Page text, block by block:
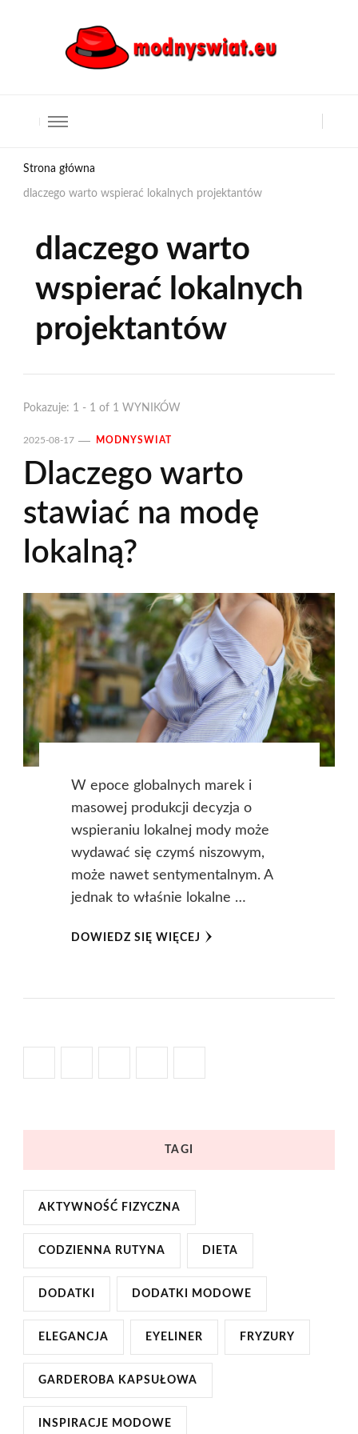
Strona główna
dlaczego warto wspierać lokalnych projektantów
dlaczego warto
wspierać lokalnych
projektantów
Pokazuje: 1 - 1 of 1 WYNIKÓW
2025-08-17 MODNYSWIAT
Dlaczego warto
stawiać na modę
lokalną?
W epoce globalnych marek i
masowej produkcji decyzja o
wspieraniu lokalnej mody może
wydawać się czymś niszowym,
może nawet sentymentalnym. A
jednak to właśnie lokalne …
DOWIEDZ SIĘ WIĘCEJ
TAGI
AKTYWNOŚĆ FIZYCZNA
CODZIENNA RUTYNA DIETA
DODATKI DODATKI MODOWE
ELEGANCJA EYELINER FRYZURY
GARDEROBA KAPSUŁOWA
INSPIRACJE MODOWE